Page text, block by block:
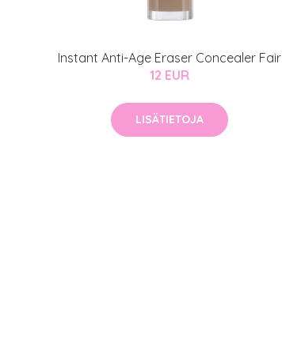
Instant Anti-Age Eraser Concealer Fair
12 EUR
LISÄTIETOJA